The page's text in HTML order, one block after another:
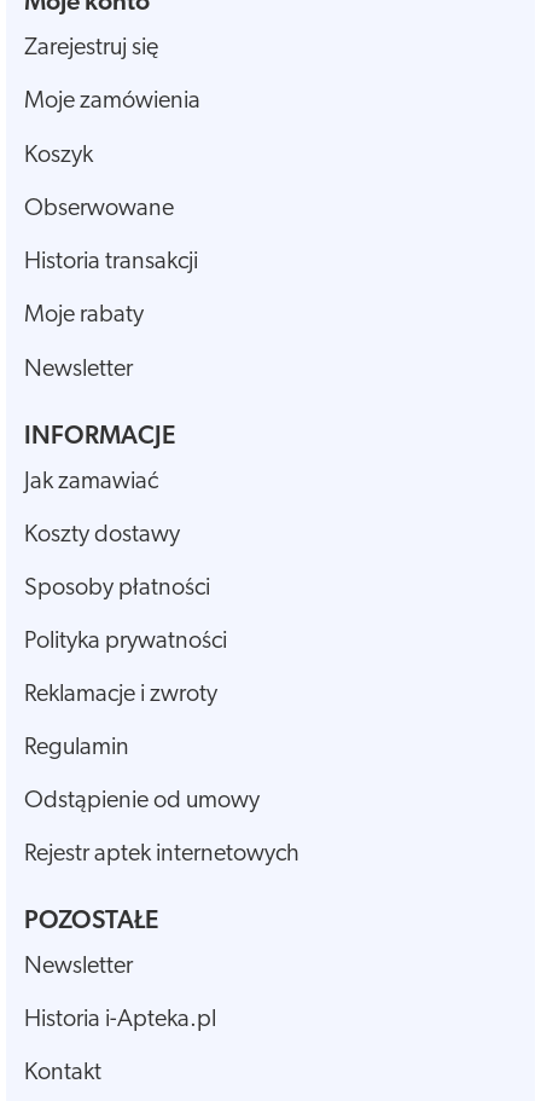
Zarejestruj się
Moje zamówienia
Koszyk
Obserwowane
Historia transakcji
Moje rabaty
Newsletter
INFORMACJE
Jak zamawiać
Koszty dostawy
Sposoby płatności
Polityka prywatności
Reklamacje i zwroty
Regulamin
Odstąpienie od umowy
Rejestr aptek internetowych
POZOSTAŁE
Newsletter
Historia i-Apteka.pl
Kontakt